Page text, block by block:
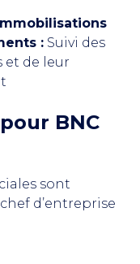
: Suivi des
et de leur
BNC
sont
d’entreprise